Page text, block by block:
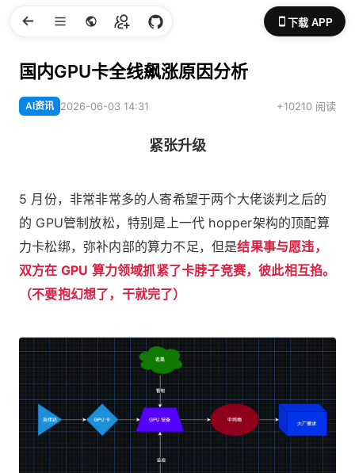
下载 APP
国内GPU卡全线飙涨原因分析
AI资讯 2026-06-03 14:31 +10210 阅读
紧张升级
5 月份，非常非常多的人寄希望于两个大佬谈判之后的
的 GPU管制放松，特别是上一代 hopper架构的顶配算
力卡松绑，弥补内部的算力不足，但是结果事与愿违，
双方在 GPU 算力领域抓紧了卡脖子竞赛，彼此相互掐。
（不要抱幻想了，干就完了）